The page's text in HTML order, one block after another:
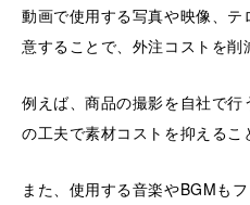
動画で使用する写真や映像、
意することで、外注コストを削
例えば、商品の撮影を自社で
の工夫で素材コストを抑えるこ
また、使用する音楽やBGMも